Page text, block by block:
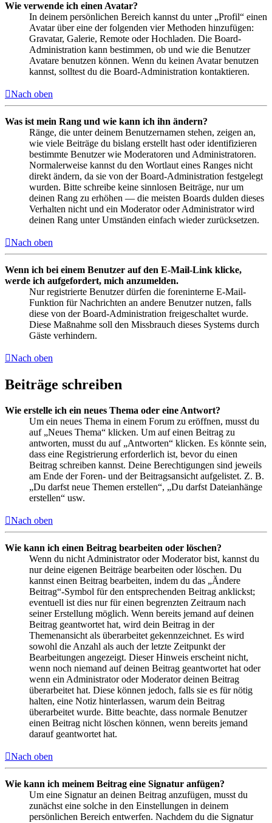
Wie verwende ich einen Avatar?
In deinem persönlichen Bereich kannst du unter „Profil“ einen
Avatar über eine der folgenden vier Methoden hinzufügen:
Gravatar, Galerie, Remote oder Hochladen. Die Board-
Administration kann bestimmen, ob und wie die Benutzer
Avatare benutzen können. Wenn du keinen Avatar benutzen
kannst, solltest du die Board-Administration kontaktieren.
Nach oben
Was ist mein Rang und wie kann ich ihn ändern?
Ränge, die unter deinem Benutzernamen stehen, zeigen an,
wie viele Beiträge du bislang erstellt hast oder identifizieren
bestimmte Benutzer wie Moderatoren und Administratoren.
Normalerweise kannst du den Wortlaut eines Ranges nicht
direkt ändern, da sie von der Board-Administration festgelegt
wurden. Bitte schreibe keine sinnlosen Beiträge, nur um
deinen Rang zu erhöhen — die meisten Boards dulden dieses
Verhalten nicht und ein Moderator oder Administrator wird
deinen Rang unter Umständen einfach wieder zurücksetzen.
Nach oben
Wenn ich bei einem Benutzer auf den E-Mail-Link klicke,
werde ich aufgefordert, mich anzumelden.
Nur registrierte Benutzer dürfen die foreninterne E-Mail-
Funktion für Nachrichten an andere Benutzer nutzen, falls
diese von der Board-Administration freigeschaltet wurde.
Diese Maßnahme soll den Missbrauch dieses Systems durch
Gäste verhindern.
Nach oben
Beiträge schreiben
Wie erstelle ich ein neues Thema oder eine Antwort?
Um ein neues Thema in einem Forum zu eröffnen, musst du
auf „Neues Thema“ klicken. Um auf einen Beitrag zu
antworten, musst du auf „Antworten“ klicken. Es könnte sein,
dass eine Registrierung erforderlich ist, bevor du einen
Beitrag schreiben kannst. Deine Berechtigungen sind jeweils
am Ende der Foren- und der Beitragsansicht aufgelistet. Z. B.
„Du darfst neue Themen erstellen“, „Du darfst Dateianhänge
erstellen“ usw.
Nach oben
Wie kann ich einen Beitrag bearbeiten oder löschen?
Wenn du nicht Administrator oder Moderator bist, kannst du
nur deine eigenen Beiträge bearbeiten oder löschen. Du
kannst einen Beitrag bearbeiten, indem du das „Ändere
Beitrag“-Symbol für den entsprechenden Beitrag anklickst;
eventuell ist dies nur für einen begrenzten Zeitraum nach
seiner Erstellung möglich. Wenn bereits jemand auf deinen
Beitrag geantwortet hat, wird dein Beitrag in der
Themenansicht als überarbeitet gekennzeichnet. Es wird
sowohl die Anzahl als auch der letzte Zeitpunkt der
Bearbeitungen angezeigt. Dieser Hinweis erscheint nicht,
wenn noch niemand auf deinen Beitrag geantwortet hat oder
wenn ein Administrator oder Moderator deinen Beitrag
überarbeitet hat. Diese können jedoch, falls sie es für nötig
halten, eine Notiz hinterlassen, warum dein Beitrag
überarbeitet wurde. Bitte beachte, dass normale Benutzer
einen Beitrag nicht löschen können, wenn bereits jemand
darauf geantwortet hat.
Nach oben
Wie kann ich meinem Beitrag eine Signatur anfügen?
Um eine Signatur an deinen Beitrag anzufügen, musst du
zunächst eine solche in den Einstellungen in deinem
persönlichen Bereich entwerfen. Nachdem du die Signatur